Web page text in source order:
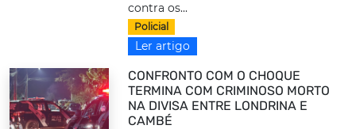
contra os...
Policial
Ler artigo
CONFRONTO COM O CHOQUE
TERMINA COM CRIMINOSO MORTO
NA DIVISA ENTRE LONDRINA E
CAMBÉ